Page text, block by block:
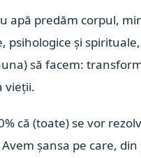
apă predăm corpul,
psihologice și
să facem:
vieții.
că (toate) se vor
șansa pe care,